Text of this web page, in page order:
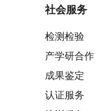
社会服务
检测检验
产学研合作
成果鉴定
认证服务